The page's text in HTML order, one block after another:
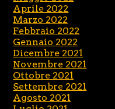
Aprile 2022
Marzo 2022
Febbraio 2022
Gennaio 2022
Dicembre 2021
Novembre 2021
Ottobre 2021
Settembre 2021
Agosto 2021